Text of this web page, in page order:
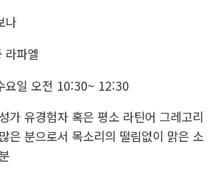
나
라파엘
요일 오전 10:30~ 12:30
가 유경험자 혹은 평소 라틴어 그레고리
은 분으로서 목소리의 떨림없이 맑은 소